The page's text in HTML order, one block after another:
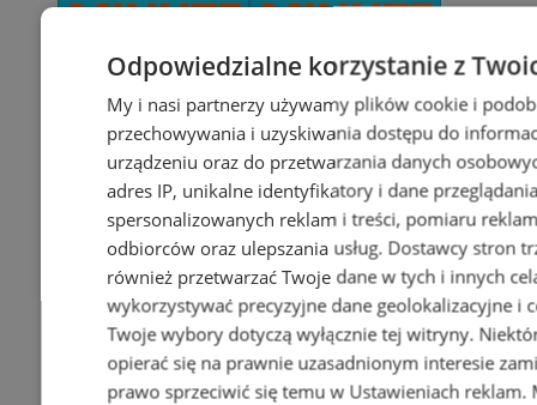
Odpowiedzialne korzystanie z
My i nasi partnerzy używamy plików cookie i
przechowywania i uzyskiwania dostępu do
urządzeniu oraz do przetwarzania danych
adres IP, unikalne identyfikatory i dane
spersonalizowanych reklam i treści, pomiaru
odbiorców oraz ulepszania usług. Dostawcy stron
również przetwarzać Twoje dane w tych i innych
wykorzystywać precyzyjne dane geolokalizacyjne i
Twoje wybory dotyczą wyłącznie tej witryny.
opierać się na prawnie uzasadnionym interesie
prawo sprzeciwić się temu w Ustawieniach reklam.